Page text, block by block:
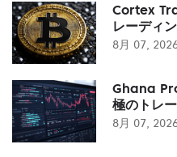
Cortex
レーディ
8月 07,
Ghana
極のトレ
8月 07,